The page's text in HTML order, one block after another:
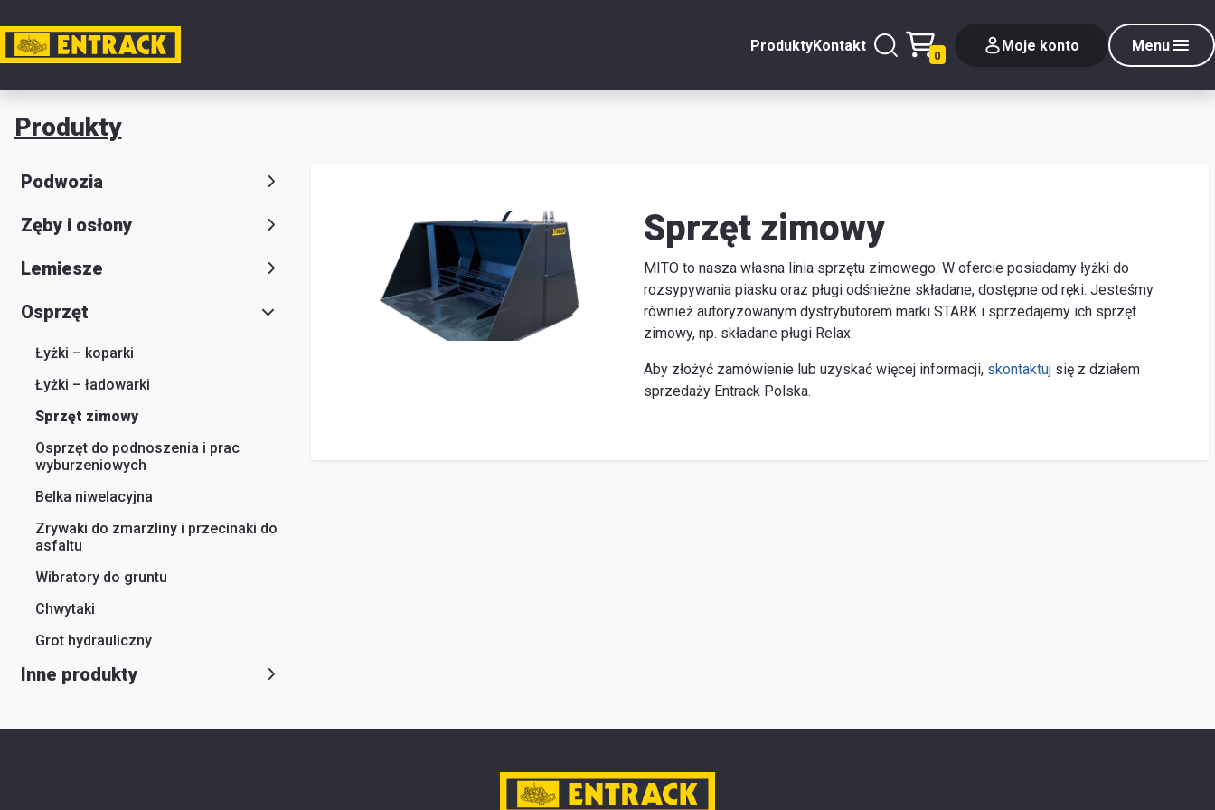
ProduktyKontakt
0
Moje konto Menu
Moje konto Zamknij
produktu
Kontakt
Magazyny
Produkty
Podwozia
Zęby i osłony
Lemiesze
Osprzęt
Łyżki – koparki
Łyżki – ładowarki
Sprzęt zimowy
Osprzęt do podnoszenia i prac
wyburzeniowych
Belka niwelacyjna
Zrywaki do zmarzliny i przecinaki do
asfaltu
Wibratory do gruntu
Chwytaki
Grot hydrauliczny
Inne produkty
Sprzęt zimowy
MITO to nasza własna linia sprzętu zimowego. W ofercie posiadamy łyżki do
rozsypywania piasku oraz pługi odśnieżne składane, dostępne od ręki. Jesteśmy
również autoryzowanym dystrybutorem marki STARK i sprzedajemy ich sprzęt
zimowy, np. składane pługi Relax.
Aby złożyć zamówienie lub uzyskać więcej informacji, skontaktujsię z działem
sprzedaży Entrack Polska.